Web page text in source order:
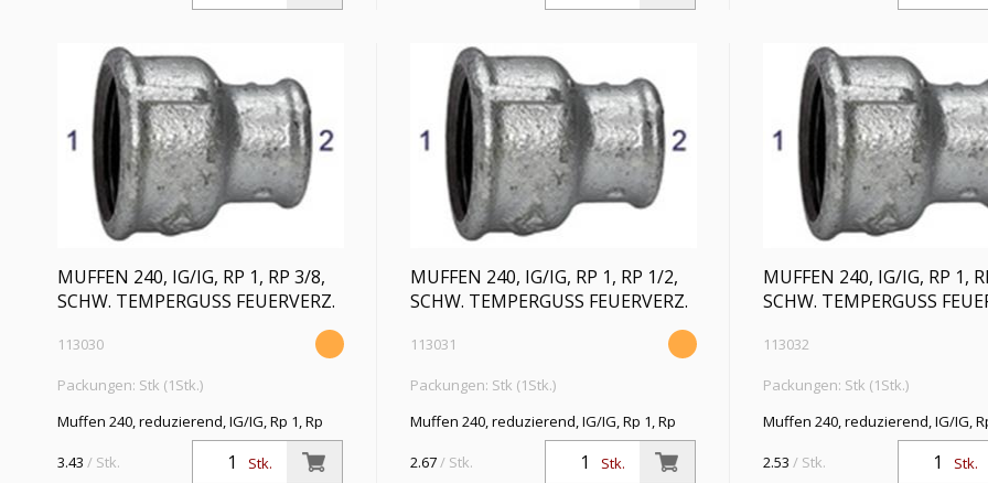
MUFFEN 240, IG/IG, RP 1, RP 3/8,
SCHW. TEMPERGUSS FEUERVERZ.
113030
Packungen: Stk (1Stk.)
Muffen 240, reduzierend, IG/IG, Rp 1, Rp
3/8, Betriebstemp. -20 °C bis 300 °C,
schwarzer Temperguss, feuerverzinkt, DIN
Stk.
3.43 / Stk.
MUFFEN 240, IG/IG, RP 1, RP 1/2,
SCHW. TEMPERGUSS FEUERVERZ.
113031
Packungen: Stk (1Stk.)
Muffen 240, reduzierend, IG/IG, Rp 1, Rp
1/2, Betriebstemp. -20 °C bis 300 °C,
schwarzer Temperguss, feuerverzinkt, DIN
Stk.
2.67/ Stk.
MUFFEN 240, IG/IG, RP 1,
SCHW. TEMPERGUSS
113032
Packungen: Stk (1Stk.)
Muffen 240, reduzierend, IG/IG,
3/4, Betriebstemp. -20 °C bis 300
schwarzer Temperguss,
Stk.
2.53 / Stk.